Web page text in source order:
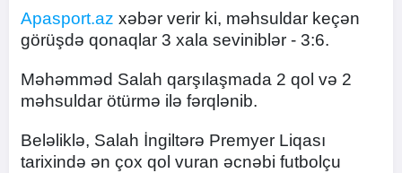
Apasport.az xəbər verir ki, məhsuldar keçən
görüşdə qonaqlar 3 xala seviniblər - 3:6.
Məhəmməd Salah qarşılaşmada 2 qol və 2
məhsuldar ötürmə ilə fərqlənib.
Beləliklə, Salah İngiltərə Premyer Liqası
tarixində ən çox qol vuran əcnəbi futbolçu